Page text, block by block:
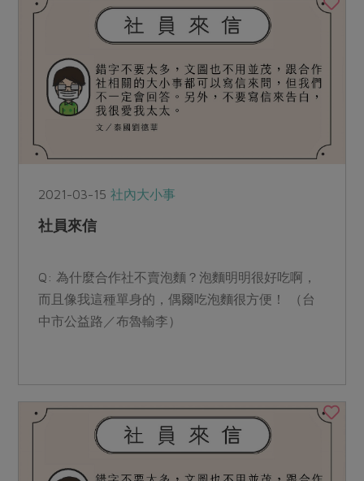
2021-03-15社內大小事
社員來信
Q: 為什麼合作社不賣泡麵？泡麵明明很好吃啊，
而且像我這種單身的，偶爾吃泡麵很方便！ （台
中市公益路／布魯輸李）